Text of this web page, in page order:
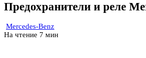
Предохранители и реле
Mercedes-Benz
На чтение 7 мин